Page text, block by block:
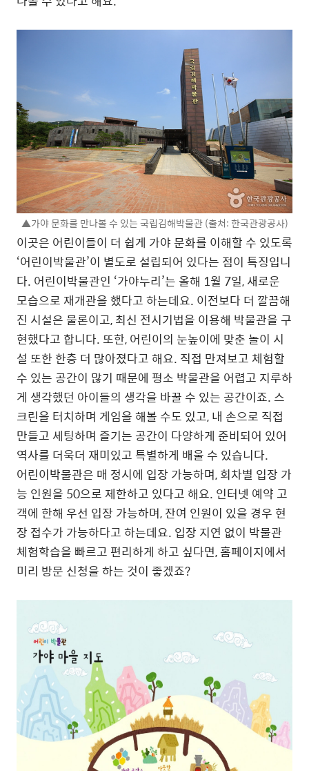
▲가야 문화를 만나볼 수 있는 국립김해박물관 (출처: 한국관광공사)
이곳은 어린이들이 더 쉽게 가야 문화를 이해할 수 있도록
‘어린이박물관’이 별도로 설립되어 있다는 점이 특징입니
다. 어린이박물관인 ‘가야누리’는 올해 1월 7일, 새로운
모습으로 재개관을 했다고 하는데요. 이전보다 더 깔끔해
진 시설은 물론이고, 최신 전시기법을 이용해 박물관을 구
현했다고 합니다. 또한, 어린이의 눈높이에 맞춘 놀이 시
설 또한 한층 더 많아졌다고 해요. 직접 만져보고 체험할
수 있는 공간이 많기 때문에 평소 박물관을 어렵고 지루하
게 생각했던 아이들의 생각을 바꿀 수 있는 공간이죠. 스
크린을 터치하며 게임을 해볼 수도 있고, 내 손으로 직접
만들고 세팅하며 즐기는 공간이 다양하게 준비되어 있어
역사를 더욱더 재미있고 특별하게 배울 수 있습니다.
어린이박물관은 매 정시에 입장 가능하며, 회차별 입장 가
능 인원을 50으로 제한하고 있다고 해요. 인터넷 예약 고
객에 한해 우선 입장 가능하며, 잔여 인원이 있을 경우 현
장 접수가 가능하다고 하는데요. 입장 지연 없이 박물관
체험학습을 빠르고 편리하게 하고 싶다면, 홈페이지에서
미리 방문 신청을 하는 것이 좋겠죠?